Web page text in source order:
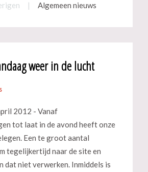
Algemeen nieuws
weer in de lucht
2012 - Vanaf
tot laat in de avond heeft onze
Een te groot aantal
tegelijkertijd naar de site en
dat niet verwerken. Inmiddels is